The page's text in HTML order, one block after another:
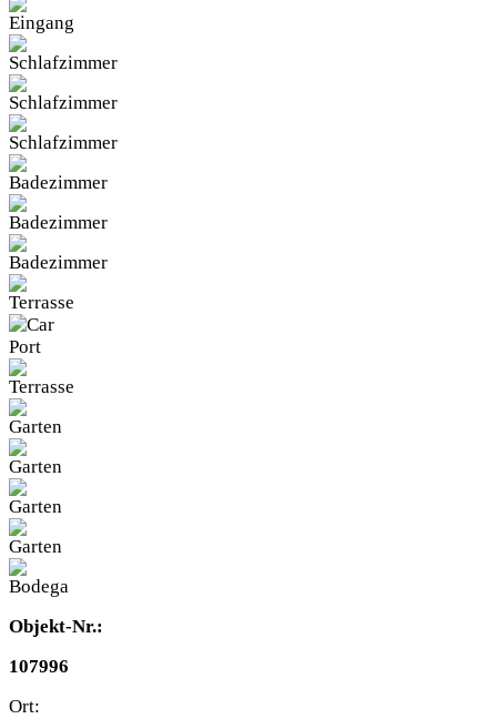
Objekt-Nr.:
107996
Ort: